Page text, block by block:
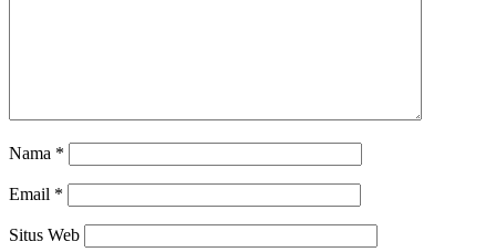
Nama *
Email *
Situs Web